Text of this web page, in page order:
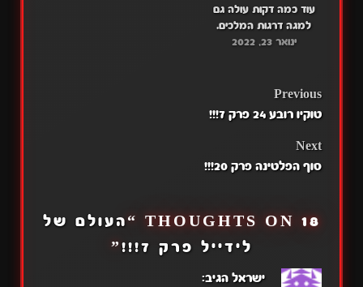
עוד כמה דקות עולה גם
למגה דרגות המלכים.
קוטלי השדים עולה מחר.
מגה: פרק 14 היכנסו
לשרת הכי טוב של
מודיעים…
ינואר 23, 2022
POST
Previous
טוקיו רובע 24 פרק 7!!!
Next
סוף הפלטינה פרק 20!!!
18 THOUGHTS ON “
העולם של
לידייל פרק 7!!!
”
ישראל הגיב: